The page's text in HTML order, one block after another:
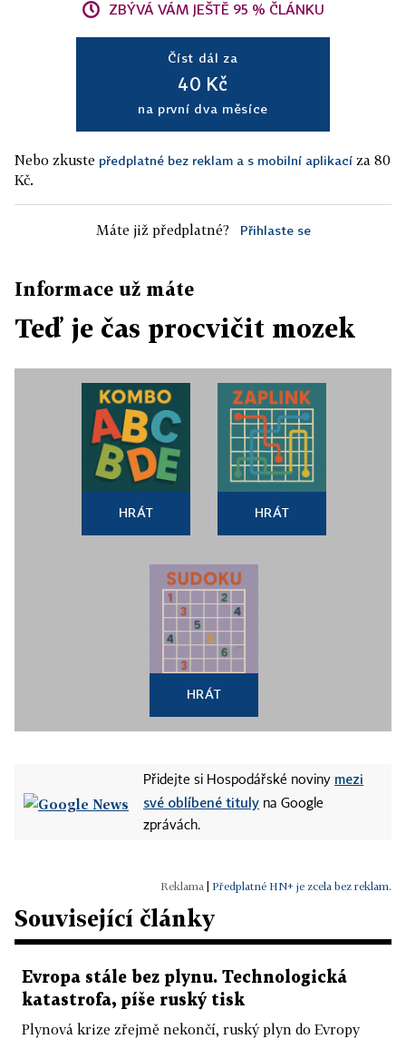
ZBÝVÁ VÁM JEŠTĚ 95 % ČLÁNKU
Číst dál za
40 Kč
na první dva měsíce
Nebo zkuste předplatné bez reklam a s mobilní aplikací za 80
Kč.
Máte již předplatné? Přihlaste se
Informace už máte
Teď je čas procvičit mozek
HRÁT HRÁT
HRÁT
Přidejte si Hospodářské noviny mezi
své oblíbené tituly na Google
zprávách.
Předplatné HN+ je zcela bez reklam.
Související články
Evropa stále bez plynu. Technologická
katastrofa, píše ruský tisk
Plynová krize zřejmě nekončí, ruský plyn do Evropy